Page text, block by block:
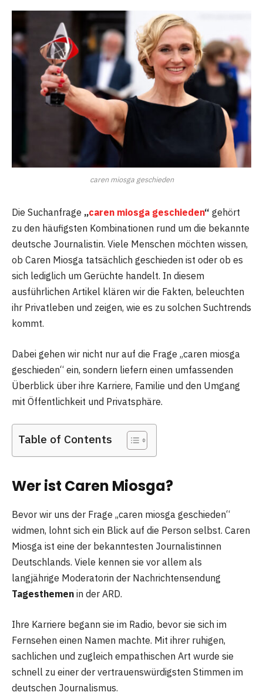
caren miosga geschieden
Die Suchanfrage „caren miosga geschieden“ gehört
zu den häufigsten Kombinationen rund um die bekannte
deutsche Journalistin. Viele Menschen möchten wissen,
ob Caren Miosga tatsächlich geschieden ist oder ob es
sich lediglich um Gerüchte handelt. In diesem
ausführlichen Artikel klären wir die Fakten, beleuchten
ihr Privatleben und zeigen, wie es zu solchen Suchtrends
kommt.
Dabei gehen wir nicht nur auf die Frage „caren miosga
geschieden“ ein, sondern liefern einen umfassenden
Überblick über ihre Karriere, Familie und den Umgang
mit Öffentlichkeit und Privatsphäre.
Table of Contents
Wer ist Caren Miosga?
Bevor wir uns der Frage „caren miosga geschieden“
widmen, lohnt sich ein Blick auf die Person selbst. Caren
Miosga ist eine der bekanntesten Journalistinnen
Deutschlands. Viele kennen sie vor allem als
langjährige Moderatorin der Nachrichtensendung
Tagesthemen in der ARD.
Ihre Karriere begann sie im Radio, bevor sie sich im
Fernsehen einen Namen machte. Mit ihrer ruhigen,
sachlichen und zugleich empathischen Art wurde sie
schnell zu einer der vertrauenswürdigsten Stimmen im
deutschen Journalismus.